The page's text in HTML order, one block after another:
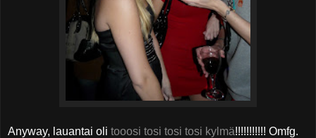
Anyway, lauantai oli tooosi tosi tosi tosi kylmä!!!!!!!!!!! Omfg.